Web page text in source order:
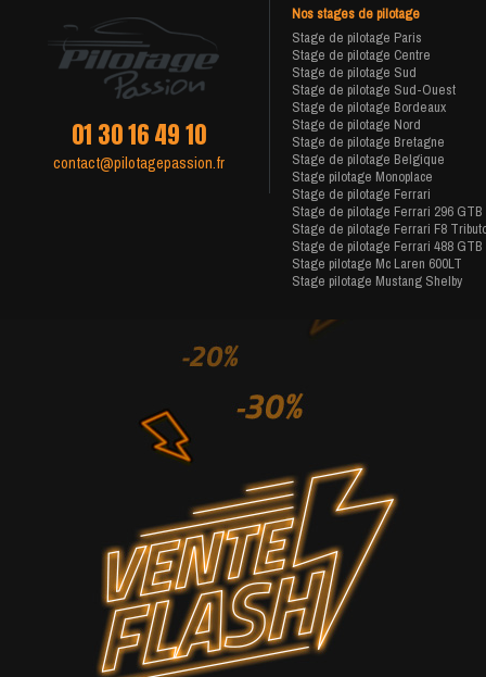
01 30 16 49 10
contact@pilotagepassion.fr
Nos stages de pilotage
Stage de pilotage Paris
Stage de pilotage Centre
Stage de pilotage Sud
Stage de pilotage Sud-Ouest
Stage de pilotage Bordeaux
Stage de pilotage Nord
Stage de pilotage Bretagne
Stage de pilotage Belgique
Stage pilotage Monoplace
Stage de pilotage Ferrari
Stage de pilotage Ferrari 296 GTB
Stage de pilotage Ferrari F8
Stage de pilotage Ferrari 488 GTB
Stage pilotage Mc Laren 600LT
Stage pilotage Mustang Shelby